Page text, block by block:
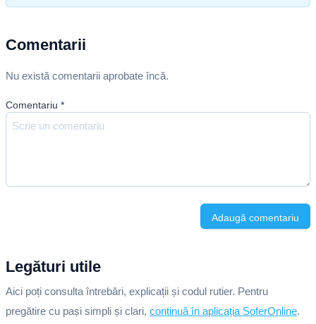
Comentarii
Nu există comentarii aprobate încă.
Comentariu *
Adaugă comentariu
Legături utile
Aici poți consulta întrebări, explicații și codul rutier. Pentru
pregătire cu pași simpli și clari, continuă în aplicația SoferOnline.